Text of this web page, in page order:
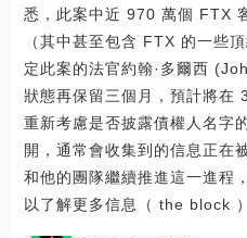
悉，此案中近 970 萬個 FTX
（其中甚至包含 FTX 的一些
定此案的法官約翰·多爾西
狀態再保留三個月，預計將在
重新考慮是否披露債權人名字
開，通常會收集到的信息正在
和他的團隊繼續推進這一進程
以了解更多信息（ the block